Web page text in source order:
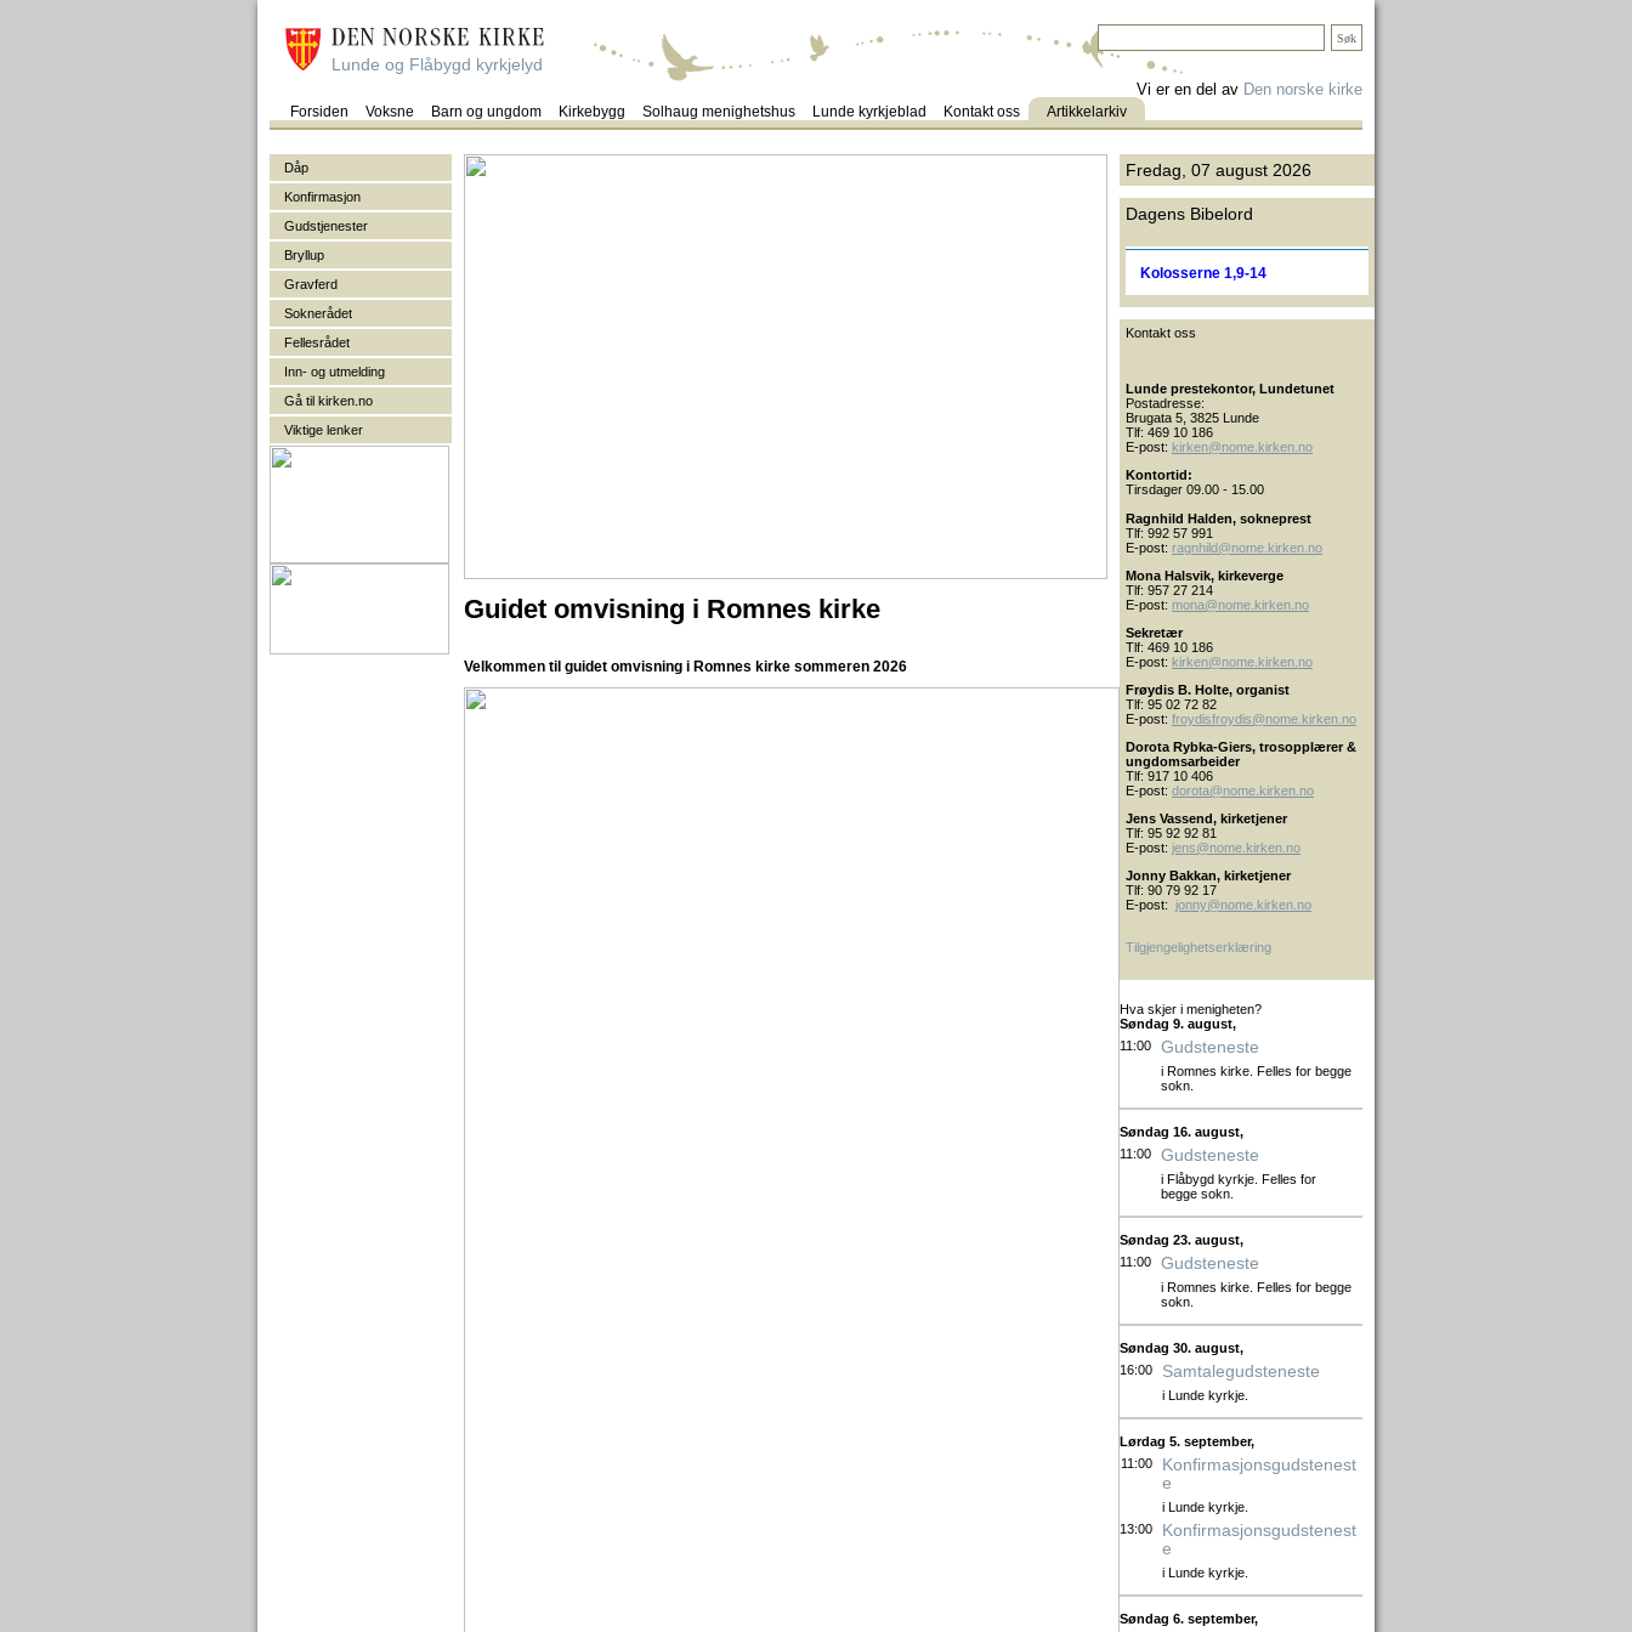
Lunde og Flåbygd kyrkjelyd
Vi er en del av Den norske kirke
Forsiden Voksne Barn og ungdom Kirkebygg Solhaug menighetshus Lunde kyrkjeblad Kontakt oss Artikkelarkiv
Dåp
Konfirmasjon
Gudstjenester
Bryllup
Gravferd
Soknerådet
Fellesrådet
Inn- og utmelding
Gå til kirken.no
Viktige lenker
Guidet omvisning i Romnes kirke
Velkommen til guidet omvisning i Romnes kirke sommeren 2026
Fredag, 07 august 2026
Dagens Bibelord
Kolosserne 1,9-14
Kontakt oss
Lunde prestekontor, Lundetunet
Postadresse:
Brugata 5, 3825 Lunde
Tlf: 469 10 186
E-post: kirken@nome.kirken.no
Kontortid:
Tirsdager 09.00 - 15.00
Ragnhild Halden, sokneprest
Tlf: 992 57 991
E-post: ragnhild@nome.kirken.no
Mona Halsvik, kirkeverge
Tlf: 957 27 214
E-post: mona@nome.kirken.no
Sekretær
Tlf: 469 10 186
E-post: kirken@nome.kirken.no
Frøydis B. Holte, organist
Tlf: 95 02 72 82
E-post: froydisfroydis@nome.kirken.no
Dorota Rybka-Giers, trosopplærer &
ungdomsarbeider
Tlf: 917 10 406
E-post: dorota@nome.kirken.no
Jens Vassend, kirketjener
Tlf: 95 92 92 81
E-post: jens@nome.kirken.no
Jonny Bakkan, kirketjener
Tlf: 90 79 92 17
E-post: jonny@nome.kirken.no
Tilgjengelighetserklæring
Hva skjer i menigheten?
Søndag 9. august,
11:00
Gudsteneste
i Romnes kirke. Felles for begge
sokn.
Søndag 16. august,
11:00
Gudsteneste
i Flåbygd kyrkje. Felles for
begge sokn.
Søndag 23. august,
11:00
Gudsteneste
i Romnes kirke. Felles for begge
sokn.
Søndag 30. august,
16:00
Samtalegudsteneste
i Lunde kyrkje.
Lørdag 5. september,
11:00
Konfirmasjonsgudstenest
e
i Lunde kyrkje.
13:00
Konfirmasjonsgudstenest
e
i Lunde kyrkje.
Søndag 6. september,